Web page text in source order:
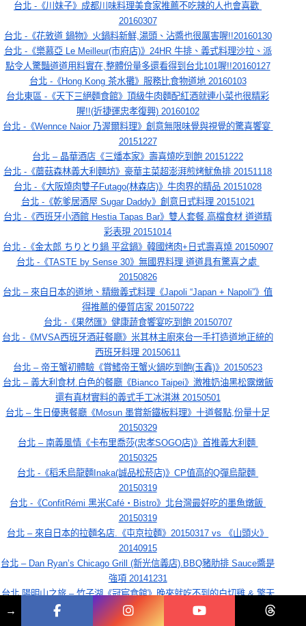
台北 -《川妹子》成都川味料理美食家推薦不吃辣的人也會喜歡
20160307
台北 -《花敦道 鍋物》火鍋料新鮮,湯頭、沾醬也很厲害喔!!20160130
台北 -《樂慕亞 Le Meilleur(市府店)》24HR 牛排、義式料理沙拉、派
點令人驚豔道道用料實在,整體份量多還看得到台北101喔!!20160127
台北 -《Hong Kong 茶水攤》服務比食物道地 20160103
台北東區 -《天下三絕麵食館》頂級牛肉麵配紅酒就連小菜也很精彩
喔!!(近捷運忠孝復興) 20160102
台北 -《Wennce Naior 乃渥爾料理》創意無限味覺與視覺的驚喜饗宴
20151227
台北 – 晶華酒店《三燔本家》壽喜燒吃到飽 20151222
台北 -《蘑菇森林義大利麵坊》豪華主菜超澎湃煎烤魷魚排 20151118
台北 -《大阪燒肉雙子Futago(林森店)》牛肉界的精品 20151028
台北 -《乾爹居酒屋 Sugar Daddy》創意日式料理 20151021
台北 -《西班牙小酒館 Hestia Tapas Bar》雙人套餐.高檔食材 道道精
彩表現 20151014
台北 -《金太郎 ちりとり鍋 平盆鍋》韓國烤肉+日式壽喜燒 20150907
台北 -《TASTE by Sense 30》無國界料理 道道具有驚喜之處
20150826
台北 – 來自日本的道地、精緻義式料理《Japoli “Japan + Napoli”》值
得推薦的優質店家 20150722
台北 -《果然匯》健康蔬食饗宴吃到飽 20150707
台北 -《MVSA西班牙酒莊餐廳》米其林主廚來台一手打造道地正統的
西班牙料理 20150611
台北 – 帝王蟹初體驗《賞鰭帝王蟹火鍋吃到飽(玉鑫)》20150523
台北 – 義大利食材.白色的餐廳《Bianco Taipei》激推奶油黑松露燉飯
還有真材實料的義式手工冰淇淋 20150501
台北 – 生日優惠餐廳《Mosun 墨賞新鐵板料理》十道餐點,份量十足
20150329
台北 – 南義風情《卡布里喬莎(忠孝SOGO店)》首推義大利麵
20150325
台北 -《稻禾烏龍麵Inaka(誠品松菸店)》CP值高的Q彈烏龍麵
20150319
台北 -《ConfitRémi 黑米Café‧Bistro》北台灣最好吃的墨魚燉飯
20150319
台北 – 來自日本的拉麵名店.《屯京拉麵》20150317 vs 《山頭火》
20140915
台北 – Dan Ryan’s Chicago Grill (新光信義店).BBQ豬肋排 Sauce醬是
強項 20141231
台北 陽明山之旅 – 竹子湖《冠宸食館》晚來就吃不到的白切雞 & 擎天
崗 20141230
→